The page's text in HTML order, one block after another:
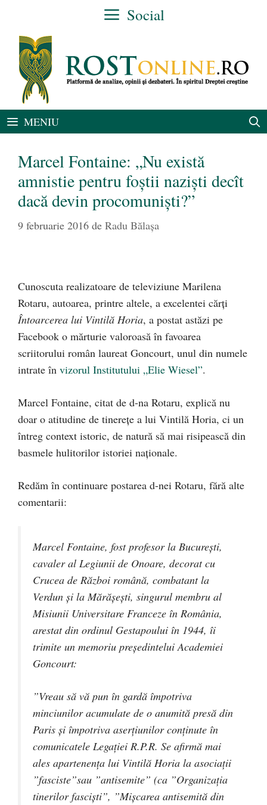
conținut
Social
MENIU
Marcel Fontaine: „Nu există
amnistie pentru foștii naziști decît
dacă devin procomuniști?”
9 februarie 2016 de Radu Bălaşa
Cunoscuta realizatoare de televiziune Marilena
Rotaru, autoarea, printre altele, a excelentei cărţi
Întoarcerea lui Vintilă Horia, a postat astăzi pe
Facebook o mărturie valoroasă în favoarea
scriitorului român laureat Goncourt, unul din numele
intrate în vizorul Institutului „Elie Wiesel”.
Marcel Fontaine, citat de d-na Rotaru, explică nu
doar o atitudine de tinereţe a lui Vintilă Horia, ci un
întreg context istoric, de natură să mai risipească din
basmele hulitorilor istoriei naţionale.
Redăm în continuare postarea d-nei Rotaru, fără alte
comentarii:
Marcel Fontaine, fost profesor la București,
cavaler al Legiunii de Onoare, decorat cu
Crucea de Război română, combatant la
Verdun și la Mărășești, singurul membru al
Misiunii Universitare Franceze în România,
arestat din ordinul Gestapoului în 1944, îi
trimite un memoriu președintelui Academiei
Goncourt:
”Vreau să vă pun în gardă împotriva
minciunilor acumulate de o anumită presă din
Paris și împotriva aserțiunilor conținute în
comunicatele Legației R.P.R. Se afirmă mai
ales apartenența lui Vintilă Horia la asociații
”fasciste”sau ”antisemite” (ca ”Organizația
tinerilor fasciști”, ”Mișcarea antisemită din